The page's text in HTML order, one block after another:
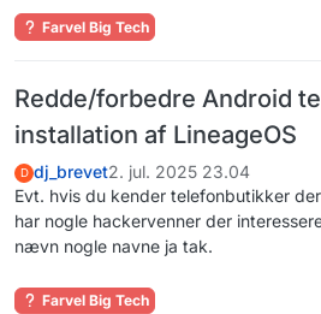
Farvel Big Tech
Redde/forbedre Android
installation af LineageOS
D dj_brevet2. jul. 2025 23.04
Evt. hvis du kender telefonbutikker
har nogle hackervenner der
nævn nogle navne ja tak.
Farvel Big Tech